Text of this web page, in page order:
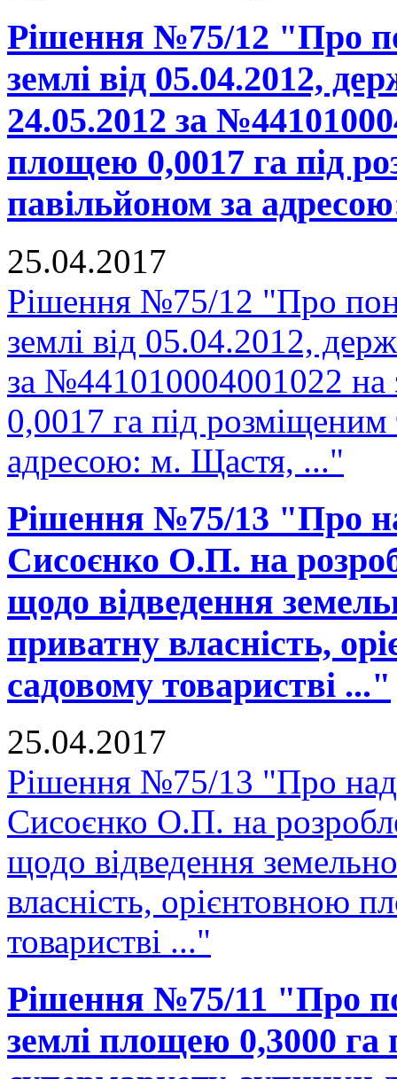
Рішення №75/12 "Про
землі від 05.04.2012,
24.05.2012 за
площею 0,0017 га під
павільйоном за
25.04.2017
Рішення №75/12 "Про
землі від 05.04.2012,
за №441010004001022 на
0,0017 га під
адресою: м. Щастя, ..."
Рішення №75/13 "Про
Сисоєнко О.П. на
щодо відведення
приватну власність,
садовому товаристві ..."
25.04.2017
Рішення №75/13 "Про
Сисоєнко О.П. на
щодо відведення
власність, орієнтовною
товаристві ..."
Рішення №75/11 "Про
землі площею 0,3000 га